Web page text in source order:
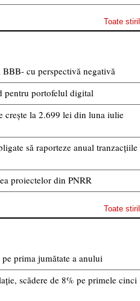
Toate
cu perspectivă negativă
pentru portofelul digital
crește la 2.699 lei din luna iulie
să raporteze anual tranzacțiile
proiectelor din PNRR
Toate
prima jumătate a anului
scădere de 8% pe primele cinci